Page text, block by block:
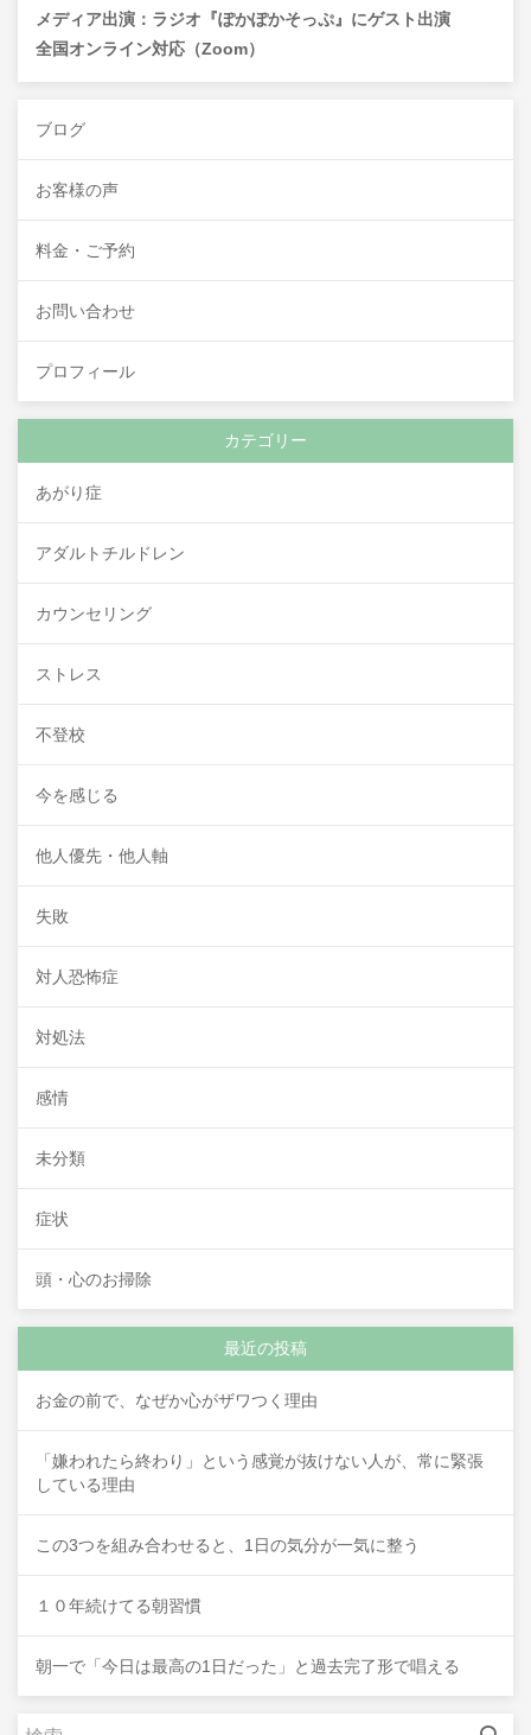
メディア出演：ラジオ『ぽかぽかそっぷ』にゲスト出演
全国オンライン対応（Zoom）
ブログ
お客様の声
料金・ご予約
お問い合わせ
プロフィール
カテゴリー
あがり症
アダルトチルドレン
カウンセリング
ストレス
不登校
今を感じる
他人優先・他人軸
失敗
対人恐怖症
対処法
感情
未分類
症状
頭・心のお掃除
最近の投稿
お金の前で、なぜか心がザワつく理由
「嫌われたら終わり」という感覚が抜けない人が、常に緊張
している理由
この3つを組み合わせると、1日の気分が一気に整う
１０年続けてる朝習慣
朝一で「今日は最高の1日だった」と過去完了形で唱える
検